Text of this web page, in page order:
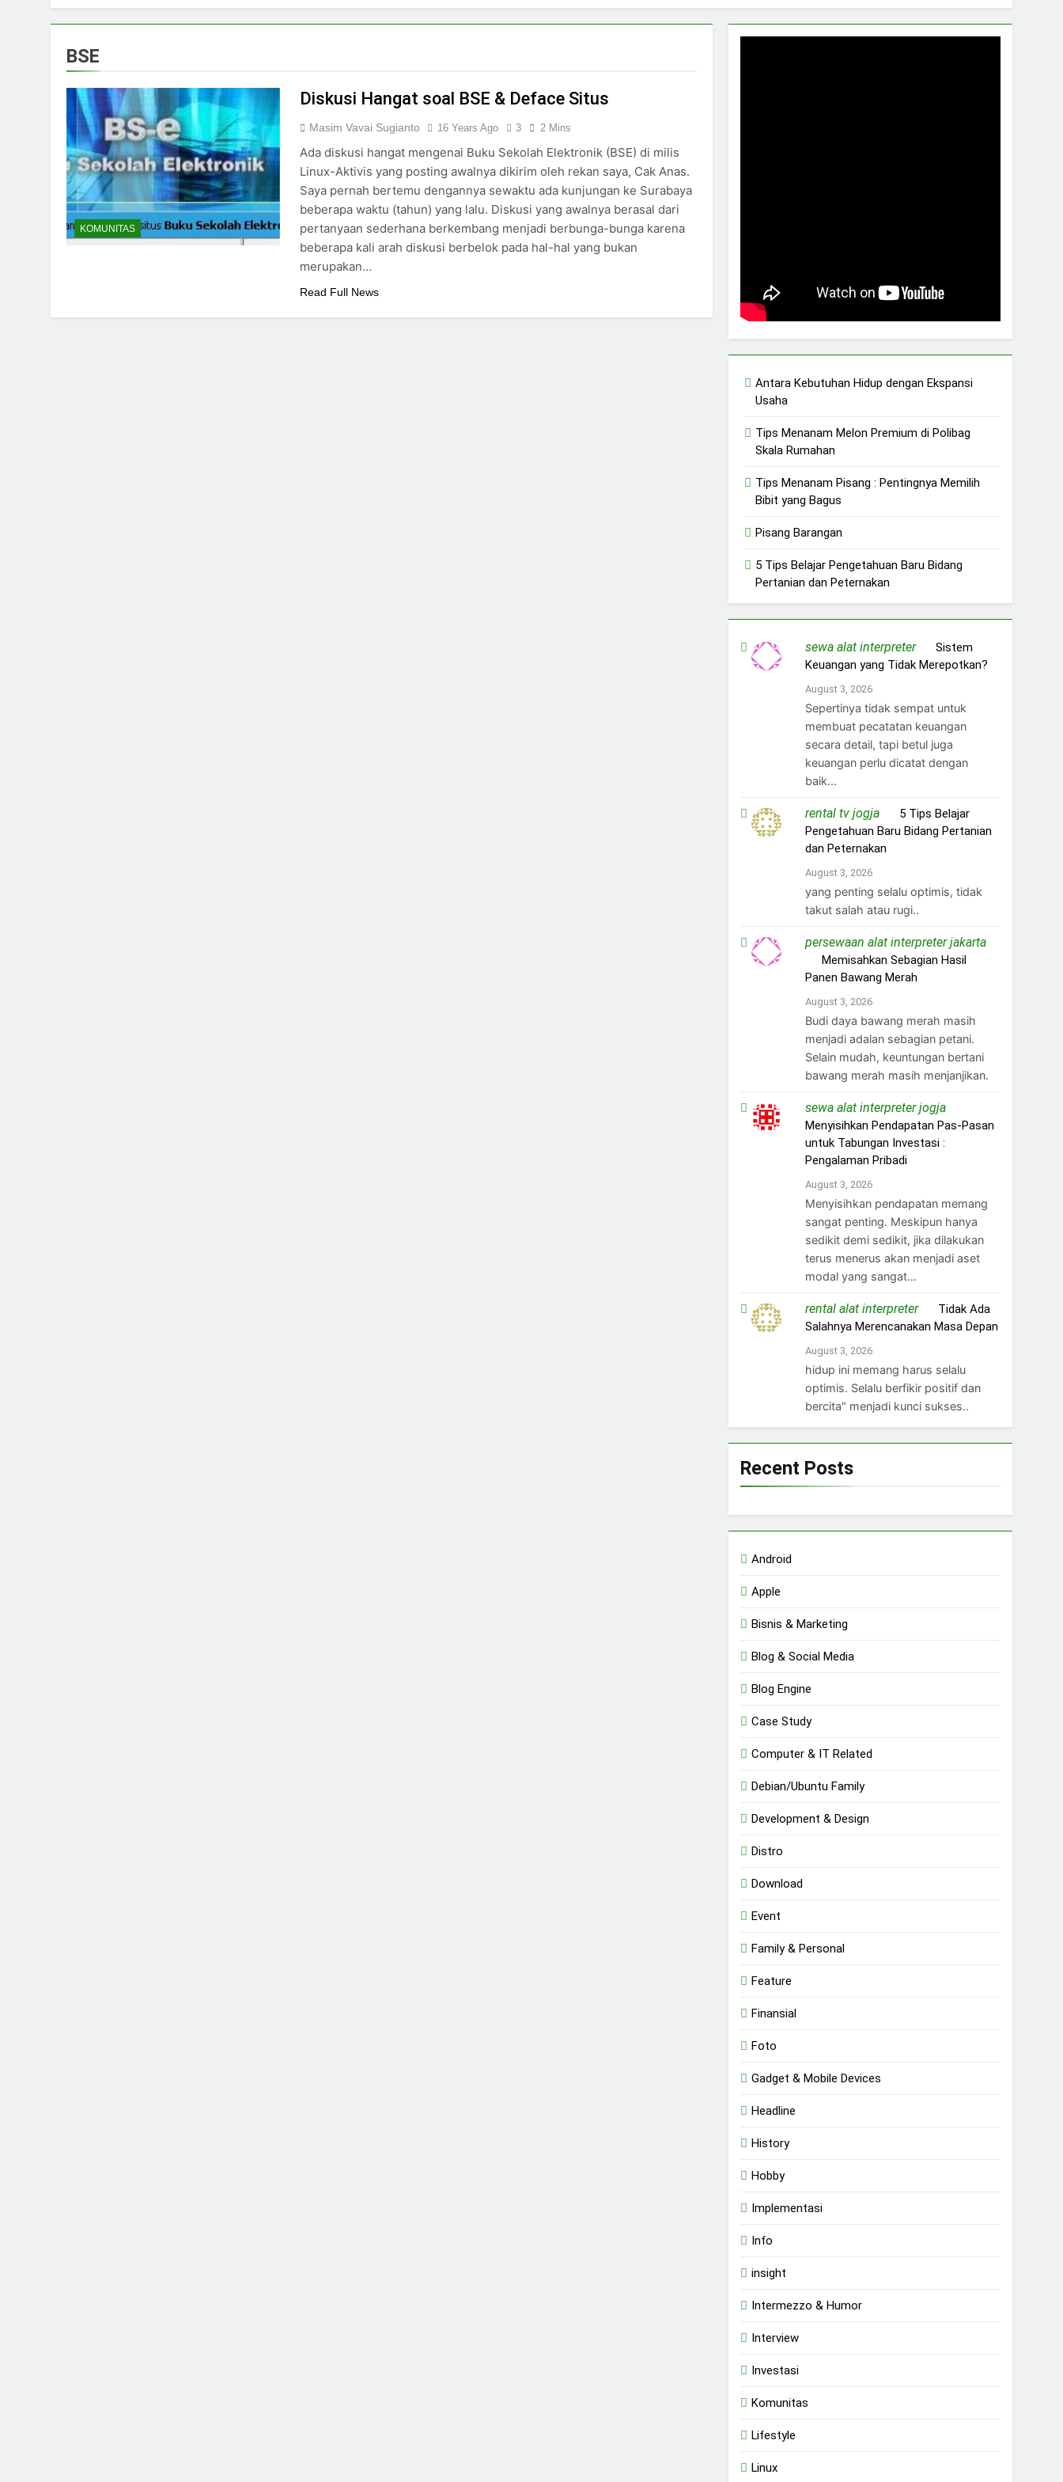
BSE
KOMUNITAS
Diskusi Hangat soal BSE & Deface Situs
Masim Vavai Sugianto 16 Years Ago 3 2 Mins
Ada diskusi hangat mengenai Buku Sekolah Elektronik (BSE) di milis
Linux-Aktivis yang posting awalnya dikirim oleh rekan saya, Cak Anas.
Saya pernah bertemu dengannya sewaktu ada kunjungan ke Surabaya
beberapa waktu (tahun) yang lalu. Diskusi yang awalnya berasal dari
pertanyaan sederhana berkembang menjadi berbunga-bunga karena
beberapa kali arah diskusi berbelok pada hal-hal yang bukan
merupakan…
Read Full News
Antara Kebutuhan Hidup dengan Ekspansi
Usaha
Tips Menanam Melon Premium di Polibag
Skala Rumahan
Tips Menanam Pisang : Pentingnya Memilih
Bibit yang Bagus
Pisang Barangan
5 Tips Belajar Pengetahuan Baru Bidang
Pertanian dan Peternakan
sewa alat interpreteron Sistem
Keuangan yang Tidak Merepotkan?
August 3, 2026
Sepertinya tidak sempat untuk
membuat pecatatan keuangan
secara detail, tapi betul juga
keuangan perlu dicatat dengan
baik...
rental tv jogjaon 5 Tips Belajar
Pengetahuan Baru Bidang Pertanian
dan Peternakan
August 3, 2026
yang penting selalu optimis, tidak
takut salah atau rugi..
persewaan alat interpreter jakarta
Memisahkan Sebagian Hasil
Panen Bawang Merah
August 3, 2026
Budi daya bawang merah masih
menjadi adalan sebagian petani.
Selain mudah, keuntungan bertani
bawang merah masih menjanjikan.
sewa alat interpreter jogjaon
Menyisihkan Pendapatan Pas-Pasan
untuk Tabungan Investasi :
Pengalaman Pribadi
August 3, 2026
Menyisihkan pendapatan memang
sangat penting. Meskipun hanya
sedikit demi sedikit, jika dilakukan
terus menerus akan menjadi aset
modal yang sangat…
rental alat interpreteron Tidak Ada
Salahnya Merencanakan Masa Depan
August 3, 2026
hidup ini memang harus selalu
optimis. Selalu berfikir positif dan
bercita" menjadi kunci sukses..
Recent Posts
Android
Apple
Bisnis & Marketing
Blog & Social Media
Blog Engine
Case Study
Computer & IT Related
Debian/Ubuntu Family
Development & Design
Distro
Download
Event
Family & Personal
Feature
Finansial
Foto
Gadget & Mobile Devices
Headline
History
Hobby
Implementasi
Info
insight
Intermezzo & Humor
Interview
Investasi
Komunitas
Lifestyle
Linux